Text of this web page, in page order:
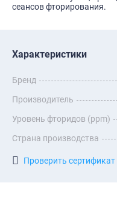
сеансов фторирования.
Характеристики
Бренд
Производитель
Уровень фторидов (ppm)
Страна производства
Проверить сертификат